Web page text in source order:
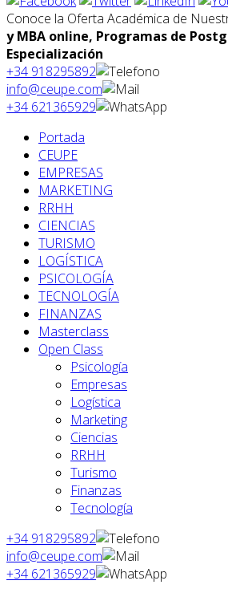
Conoce la Oferta Académica de
y MBA online, Programas de
Especialización
+34 918295892
info@ceupe.com
+34 621365929
Portada
CEUPE
EMPRESAS
MARKETING
RRHH
CIENCIAS
TURISMO
LOGÍSTICA
PSICOLOGÍA
TECNOLOGÍA
FINANZAS
Masterclass
Open Class
Psicología
Empresas
Logística
Marketing
Ciencias
RRHH
Turismo
Finanzas
Tecnología
+34 918295892
info@ceupe.com
+34 621365929